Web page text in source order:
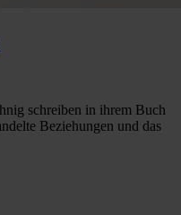
schreiben in ihrem Buch
Beziehungen und das